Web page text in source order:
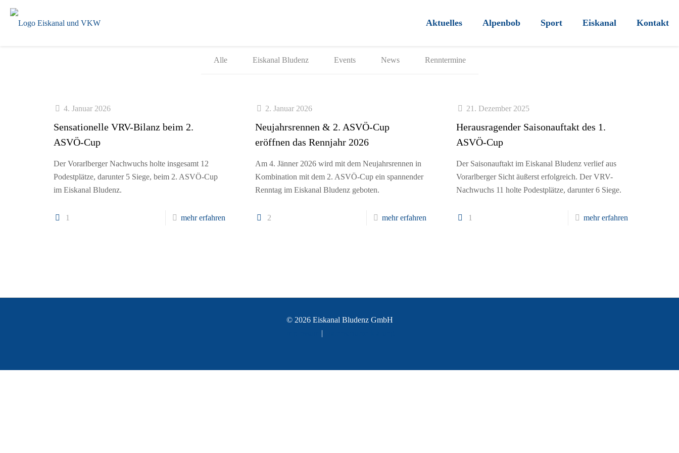
Aktuelles Alpenbob Sport Eiskanal Kontakt
Alle Eiskanal Bludenz Events News Renntermine
4. Januar 2026
Sensationelle VRV-Bilanz beim 2.
ASVÖ-Cup
Der Vorarlberger Nachwuchs holte insgesamt 12
Podestplätze, darunter 5 Siege, beim 2. ASVÖ-Cup
im Eiskanal Bludenz.
1 mehr erfahren
2. Januar 2026
Neujahrsrennen & 2. ASVÖ-Cup
eröffnen das Rennjahr 2026
Am 4. Jänner 2026 wird mit dem Neujahrsrennen in
Kombination mit dem 2. ASVÖ-Cup ein spannender
Renntag im Eiskanal Bludenz geboten.
2 mehr erfahren
21. Dezember 2025
Herausragender Saisonauftakt des 1.
ASVÖ-Cup
Der Saisonauftakt im Eiskanal Bludenz verlief aus
Vorarlberger Sicht äußerst erfolgreich. Der VRV-
Nachwuchs 11 holte Podestplätze, darunter 6 Siege.
1 mehr erfahren
© 2026 Eiskanal Bludenz GmbH
|